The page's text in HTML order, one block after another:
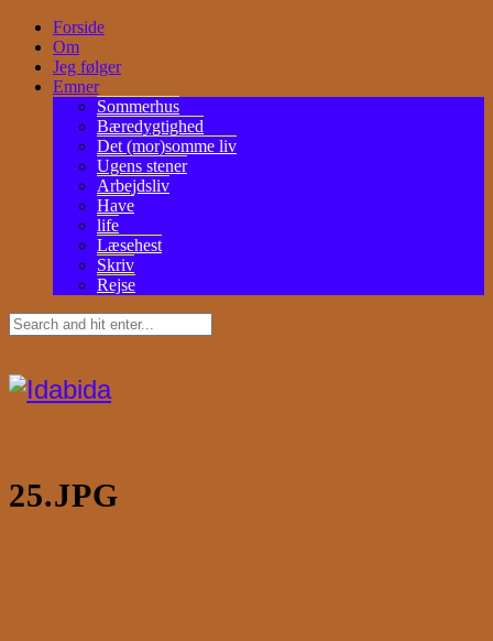
Forside
Om
Jeg følger
Emner
Sommerhus
Bæredygtighed
Det (mor)somme liv
Ugens stener
Arbejdsliv
Have
life
Læsehest
Skriv
Rejse
25.JPG